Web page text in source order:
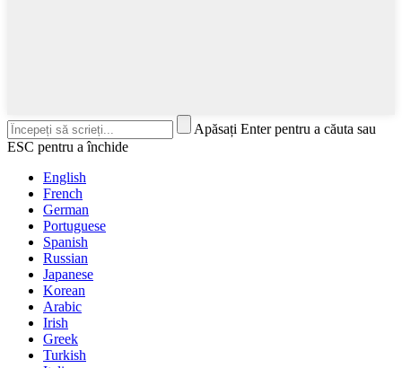
Apăsați Enter pentru a căuta sau
ESC pentru a închide
English
French
German
Portuguese
Spanish
Russian
Japanese
Korean
Arabic
Irish
Greek
Turkish